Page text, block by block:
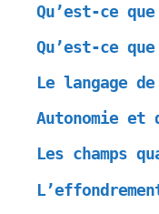
Qu’est-ce
Qu’est-ce
Le langage
Autonomie et
Les champs